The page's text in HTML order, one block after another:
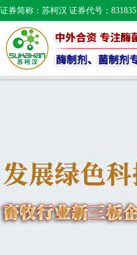
证券简称：苏柯汉 证券代号：831835